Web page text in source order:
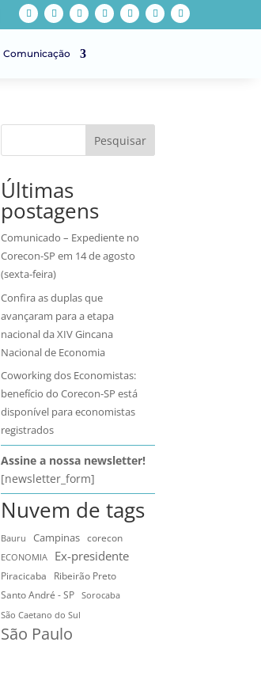
Comunicação
Pesquisar
Últimas
postagens
Comunicado – Expediente no
Corecon-SP em 14 de agosto
(sexta-feira)
Confira as duplas que
avançaram para a etapa
nacional da XIV Gincana
Nacional de Economia
Coworking dos Economistas:
benefício do Corecon-SP está
disponível para economistas
registrados
Assine a nossa newsletter!
[newsletter_form]
Nuvem de tags
Bauru Campinas
corecon
ECONOMIA
Ex-presidente
Piracicaba
Ribeirão Preto
Santo André - SP
Sorocaba
São Caetano do Sul
São Paulo